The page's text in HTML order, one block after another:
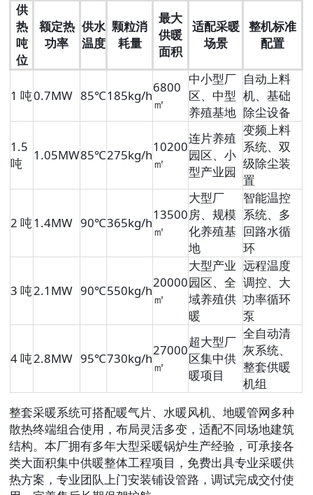
供
热
吨
位
额定热
功率
供水
温度
颗粒消
耗量
最大
供暖
面积
适配采暖
场景
整机标准
配置
1 吨0.7MW 85℃185kg/h
6800
㎡
中小型厂
区、中型
养殖基地
自动上料
机、基础
除尘设备
1.5
吨
1.05MW85℃275kg/h
10200
㎡
连片养殖
园区、小
型产业园
变频上料
系统、双
级除尘装
置
2 吨1.4MW 90℃365kg/h
13500
㎡
大型厂
房、规模
化养殖基
地
智能温控
系统、多
回路水循
环
3 吨2.1MW 90℃550kg/h
20000
㎡
大型产业
园区、全
域养殖供
暖
远程温度
调控、大
功率循环
泵
4 吨2.8MW 95℃730kg/h
27000
㎡
超大型厂
区集中供
暖项目
全自动清
灰系统、
整套供暖
机组
整套采暖系统可搭配暖气片、水暖风机、地暖管网多种
散热终端组合使用，布局灵活多变，适配不同场地建筑
结构。本厂拥有多年大型采暖锅炉生产经验，可承接各
类大面积集中供暖整体工程项目，免费出具专业采暖供
热方案，专业团队上门安装铺设管路，调试完成交付使